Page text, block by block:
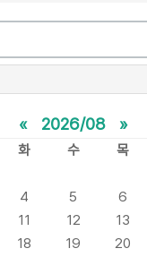
« 2026/08 »
화 수 목
4 5 6
11 12 13
18 19 20